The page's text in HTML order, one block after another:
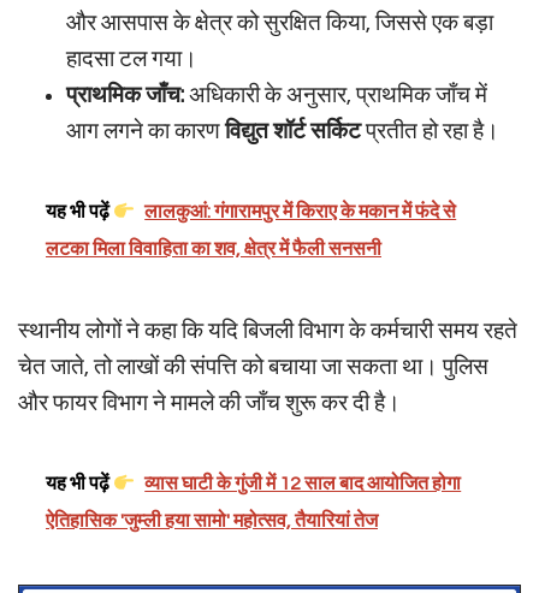
और आसपास के क्षेत्र को सुरक्षित किया, जिससे एक बड़ा
हादसा टल गया।
प्राथमिक जाँच: अधिकारी के अनुसार, प्राथमिक जाँच में
आग लगने का कारणविद्युत शॉर्ट सर्किटप्रतीत हो रहा है।
यह भी पढ़ें
लालकुआं: गंगारामपुर में किराए के मकान में फंदे से
लटका मिला विवाहिता का शव, क्षेत्र में फैली सनसनी
स्थानीय लोगों ने कहा कि यदि बिजली विभाग के कर्मचारी समय रहते
चेत जाते, तो लाखों की संपत्ति को बचाया जा सकता था। पुलिस
और फायर विभाग ने मामले की जाँच शुरू कर दी है।
यह भी पढ़ें
व्यास घाटी के गुंजी में 12 साल बाद आयोजित होगा
ऐतिहासिक 'जुम्ली हया सामो' महोत्सव, तैयारियां तेज